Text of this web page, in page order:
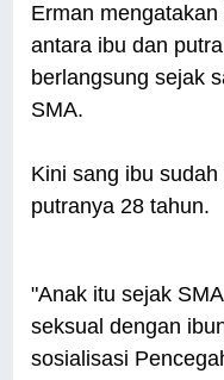
Erman
antara ibu dan
berlangsung sejak
SMA.
Kini sang ibu
putranya 28 tahun.
"Anak itu sejak
seksual dengan
sosialisasi